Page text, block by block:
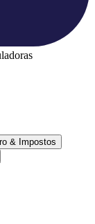
& Impostos